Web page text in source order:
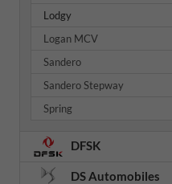
Lodgy
Logan MCV
Sandero
Sandero Stepway
Spring
DFSK
DS Automobiles